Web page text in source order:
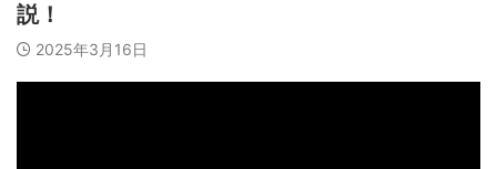
説！
2025年3月16日